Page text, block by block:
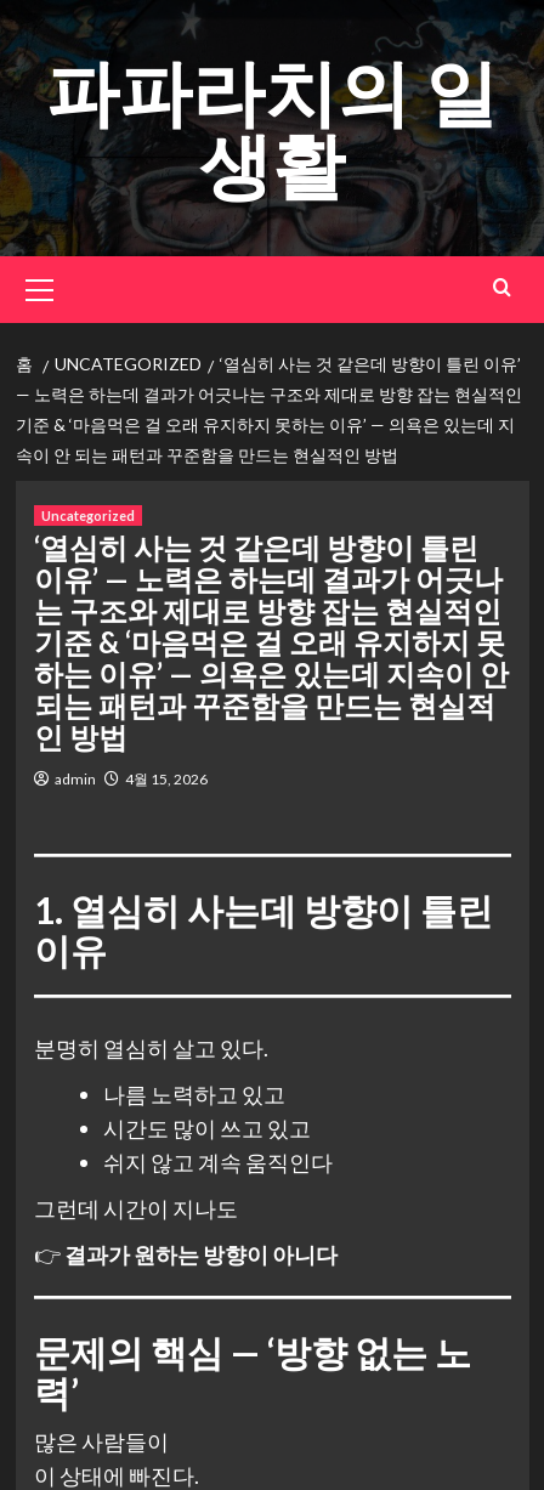
콘
텐
츠
건
너
기
파파라치의 일
생활
본
메
홈 UNCATEGORIZED
‘열심히 사는 것 같은데 방향이 틀린 이유’
— 노력은 하는데 결과가 어긋나는 구조와 제대로 방향 잡는 현실적인
기준 & ‘마음먹은 걸 오래 유지하지 못하는 이유’ — 의욕은 있는데 지
속이 안 되는 패턴과 꾸준함을 만드는 현실적인 방법
Uncategorized
‘열심히 사는 것 같은데 방향이 틀린
이유’ — 노력은 하는데 결과가 어긋나
는 구조와 제대로 방향 잡는 현실적인
기준 & ‘마음먹은 걸 오래 유지하지 못
하는 이유’ — 의욕은 있는데 지속이 안
되는 패턴과 꾸준함을 만드는 현실적
인 방법
admin 4월 15, 2026
1. 열심히 사는데 방향이 틀린
이유
분명히 열심히 살고 있다.
나름 노력하고 있고
시간도 많이 쓰고 있고
쉬지 않고 계속 움직인다
그런데 시간이 지나도
👉결과가 원하는 방향이 아니다
문제의 핵심 — ‘방향 없는 노
력’
많은 사람들이
이 상태에 빠진다.